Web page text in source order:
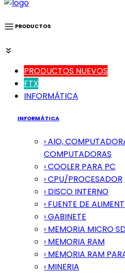
PRODUCTOS
PRODUCTOS NUEVOS
FTX
INFORMÁTICA
INFORMÁTICA
› AIO,
COMPUTADORAS
› COOLER PARA PC
› CPU/PROCESADOR
› DISCO INTERNO
› FUENTE DE
› GABINETE
› MEMORIA MICRO
› MEMORIA RAM
› MEMORIA RAM
› MINERIA